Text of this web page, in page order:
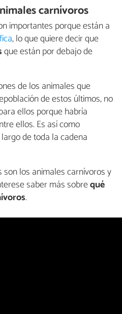
carnívoros
importantes porque están a
, lo que quiere decir que
que están por debajo de
de los animales que
de estos últimos, no
ellos porque habría
ellos. Es así como
de toda la cadena
los animales carnívoros y
saber más sobrequé
.